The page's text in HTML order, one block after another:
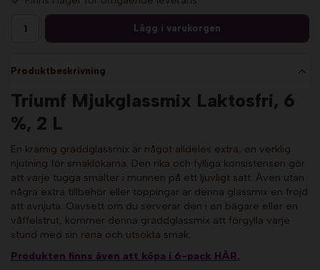
Lägg i varukorgen
Produktbeskrivning
Triumf Mjukglassmix Laktosfri, 6
%, 2 L
En krämig gräddglassmix är något alldeles extra, en verklig
njutning för smaklökarna. Den rika och fylliga konsistensen gör
att varje tugga smälter i munnen på ett ljuvligt sätt. Även utan
några extra tillbehör eller toppingar är denna glassmix en fröjd
att avnjuta. Oavsett om du serverar den i en bägare eller en
våffelstrut, kommer denna gräddglassmix att förgylla varje
stund med sin rena och utsökta smak.
Produkten finns även att köpa i 6-pack HÄR.